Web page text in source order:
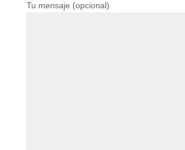
Tu mensaje (opcional)